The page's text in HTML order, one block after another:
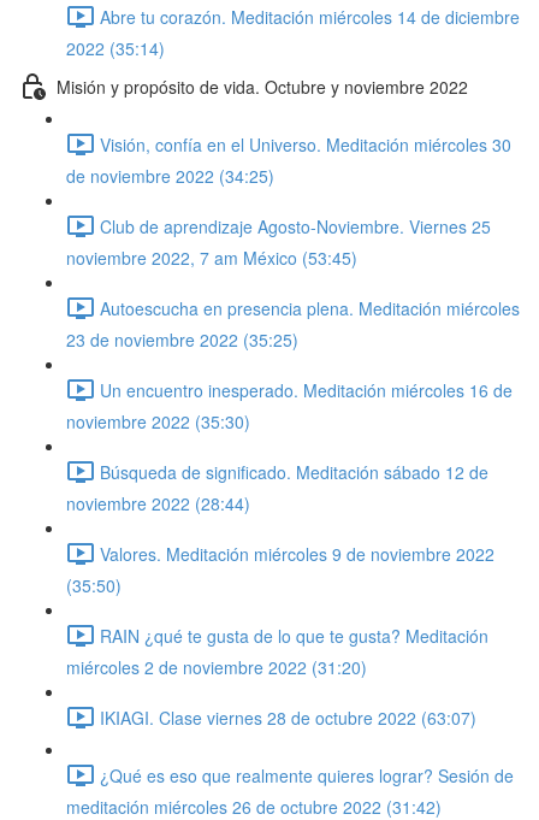
Abre tu corazón. Meditación miércoles 14 de diciembre
2022 (35:14)
Misión y propósito de vida. Octubre y noviembre 2022
Visión, confía en el Universo. Meditación miércoles 30
de noviembre 2022 (34:25)
Club de aprendizaje Agosto-Noviembre. Viernes 25
noviembre 2022, 7 am México (53:45)
Autoescucha en presencia plena. Meditación miércoles
23 de noviembre 2022 (35:25)
Un encuentro inesperado. Meditación miércoles 16 de
noviembre 2022 (35:30)
Búsqueda de significado. Meditación sábado 12 de
noviembre 2022 (28:44)
Valores. Meditación miércoles 9 de noviembre 2022
(35:50)
RAIN ¿qué te gusta de lo que te gusta? Meditación
miércoles 2 de noviembre 2022 (31:20)
IKIAGI. Clase viernes 28 de octubre 2022 (63:07)
¿Qué es eso que realmente quieres lograr? Sesión de
meditación miércoles 26 de octubre 2022 (31:42)